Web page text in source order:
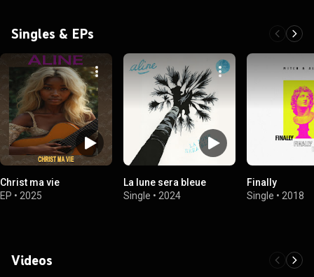
Singles & EPs
Christ ma vie
EP • 2025
La lune sera bleue
Single • 2024
Finally
Single • 2018
Videos